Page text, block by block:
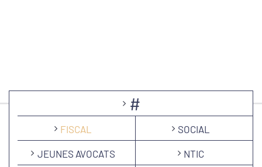
#
FISCAL SOCIAL
JEUNES AVOCATS NTIC